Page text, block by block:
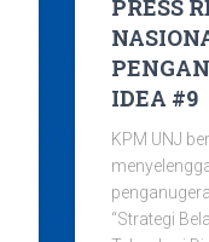
PRESS
IDEA #9
KPM UNJ
“Strategi